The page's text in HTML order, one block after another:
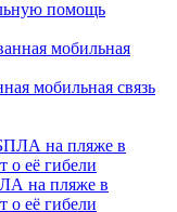
помощь
мобильная связь
на пляже в
о её гибели